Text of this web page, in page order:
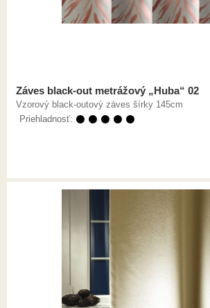
Záves black-out metrážový „Huba“ 02
Vzorový black-outový záves šírky 145cm
Priehladnosť: ⚫ ⚫ ⚫ ⚫ ⚫